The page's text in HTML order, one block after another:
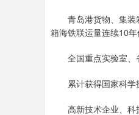
青岛港货物、集装箱
箱海铁联运量连续10年
全国重点实验室、省
累计获得国家科学
高新技术企业、科技